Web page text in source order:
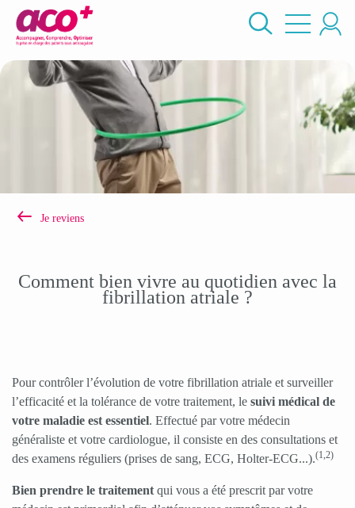
Skip
main
content
cherche
Je reviens
Comment bien vivre au quotidien avec la
fibrillation atriale ?
Pour contrôler l’évolution de votre fibrillation atriale et surveiller
l’efficacité et la tolérance de votre traitement, le suivi médical de
votre maladie est essentiel. Effectué par votre médecin
généraliste et votre cardiologue, il consiste en des consultations et
des examens réguliers (prises de sang, ECG, Holter-ECG...).(1,2)
Bien prendre le traitement qui vous a été prescrit par votre